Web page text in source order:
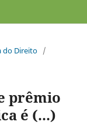
do Direito /
prêmio
é (...)